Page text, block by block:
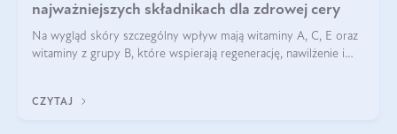
najważniejszych składnikach dla zdrowej cery
Na wygląd skóry szczególny wpływ mają witaminy A, C, E oraz
witaminy z grupy B, które wspierają regenerację, nawilżenie i
CZYTAJ